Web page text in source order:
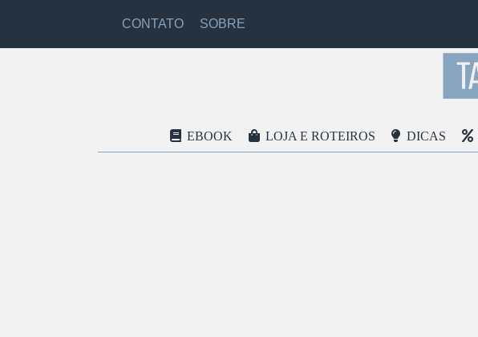
CONTATO SOBRE
EBOOK LOJA E ROTEIROS DICAS